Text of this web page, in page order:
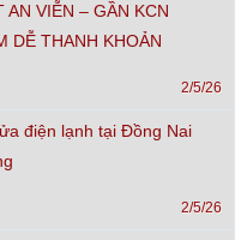
AN VIỄN – GẦN KCN
DỄ THANH KHOẢN
2/5/26
điện lạnh tại Đồng Nai
2/5/26